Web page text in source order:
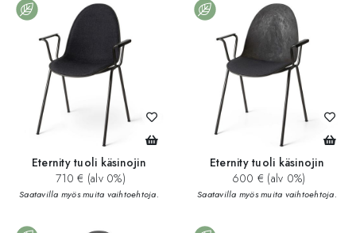
Eternity tuoli käsinojin
710 € (alv 0%)
Saatavilla myös muita vaihtoehtoja.
Eternity tuoli käsinojin
600 € (alv 0%)
Saatavilla myös muita vaihtoehtoja.